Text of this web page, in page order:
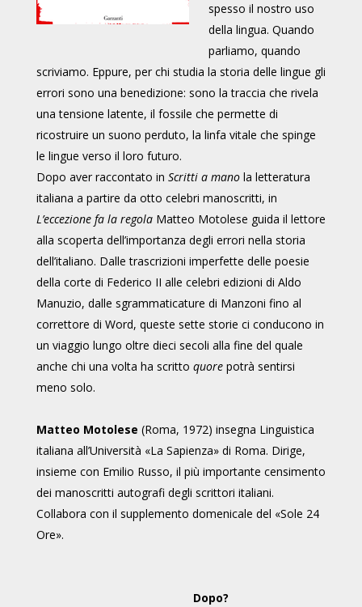
spesso il nostro uso
della lingua. Quando
parliamo, quando
scriviamo. Eppure, per chi studia la storia delle lingue gli
errori sono una benedizione: sono la traccia che rivela
una tensione latente, il fossile che permette di
ricostruire un suono perduto, la linfa vitale che spinge
le lingue verso il loro futuro.
Dopo aver raccontato in Scritti a manola letteratura
italiana a partire da otto celebri manoscritti, in
L’eccezione fa la regolaMatteo Motolese guida il lettore
alla scoperta dell’importanza degli errori nella storia
dell’italiano. Dalle trascrizioni imperfette delle poesie
della corte di Federico II alle celebri edizioni di Aldo
Manuzio, dalle sgrammaticature di Manzoni fino al
correttore di Word, queste sette storie ci conducono in
un viaggio lungo oltre dieci secoli alla fine del quale
anche chi una volta ha scritto quorepotrà sentirsi
meno solo.
Matteo Motolese (Roma, 1972) insegna Linguistica
italiana all’Università «La Sapienza» di Roma. Dirige,
insieme con Emilio Russo, il più importante censimento
dei manoscritti autografi degli scrittori italiani.
Collabora con il supplemento domenicale del «Sole 24
Ore».
Dopo?